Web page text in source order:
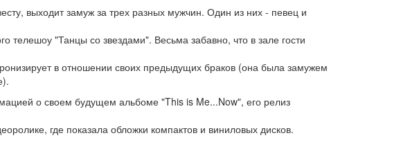
выходит замуж за трех разных мужчин. Один из них - певец и
телешоу "Танцы со звездами". Весьма забавно, что в зале гости
в отношении своих предыдущих браков (она была замужем
о своем будущем альбоме "This is Me...Now", его релиз
где показала обложки компактов и виниловых дисков.